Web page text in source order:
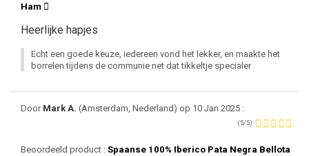
Ham
Heerlijke hapjes
Echt een goede keuze, iedereen vond het lekker, en maakte het
borrelen tijdens de communie net dat tikkeltje specialer
Door Mark A. (Amsterdam, Nederland) op 10 Jan 2025 :
(5/5)
Beoordeeld product : Spaanse 100% Iberico Pata Negra Bellota